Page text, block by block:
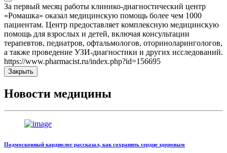
За первый месяц работы клинико-диагностический центр
«Ромашка» оказал медицинскую помощь более чем 1000
пациентам. Центр предоставляет комплексную медицинскую
помощь для взрослых и детей, включая консультации
терапевтов, педиатров, офтальмологов, оториноларингологов,
а также проведение УЗИ-диагностики и других исследований.
https://www.pharmacist.ru/index.php?id=156695
Закрыть
Новости медицины
Подмосковный кардиолог рассказал, как сохранить сердце здоровым